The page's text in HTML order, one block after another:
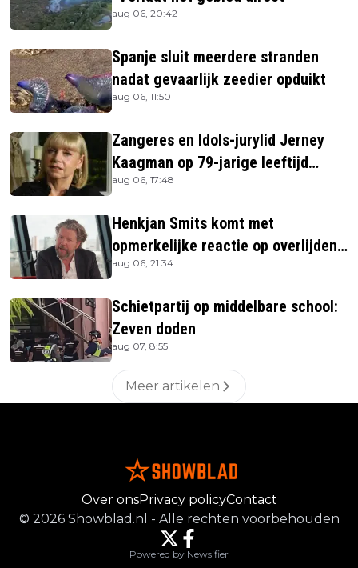
aug 06, 20:42
Spanje sluit meerdere stranden
nadat gevaarlijk zeedier opduikt
aug 06, 11:50
Zangeres en Idols-jurylid Jerney
Kaagman op 79-jarige leeftijd
overleden
aug 06, 17:48
Henkjan Smits komt met
opmerkelijke reactie op overlijden
Jerney Kaagman
aug 06, 21:34
Schietpartij op middelbare school:
Zeven doden
aug 07, 8:55
Meer artikelen
Over onsPrivacy policyContact
© 2026 Showblad.nl - Alle rechten voorbehouden
Powered by Newsifier